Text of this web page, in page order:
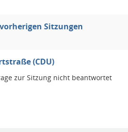
Sitzungen
(CDU)
zur Sitzung nicht beantwortet